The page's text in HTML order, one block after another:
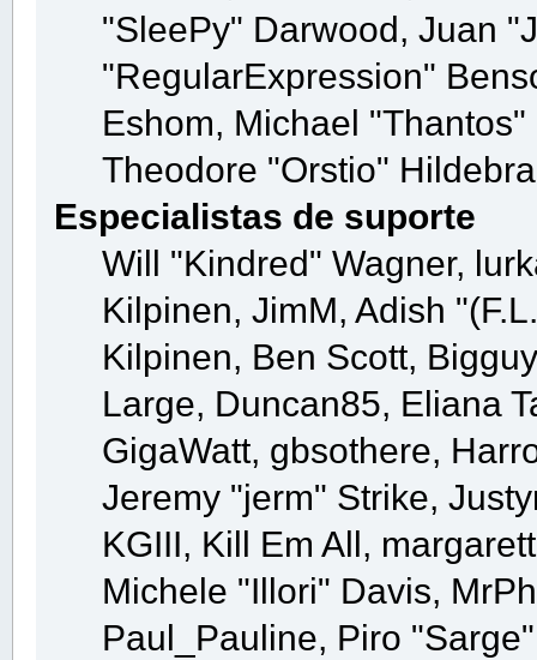
"SleePy" Darwood, Juan
"RegularExpression"
Eshom, Michael
Theodore "Orstio"
Especialistas de suporte
Will "Kindred" Wagner,
Kilpinen, JimM, Adish
Kilpinen, Ben Scott,
Large, Duncan85, Eliana
GigaWatt, gbsothere,
Jeremy "jerm" Strike,
KGIII, Kill Em All,
Michele "Illori" Davis,
Paul_Pauline, Piro